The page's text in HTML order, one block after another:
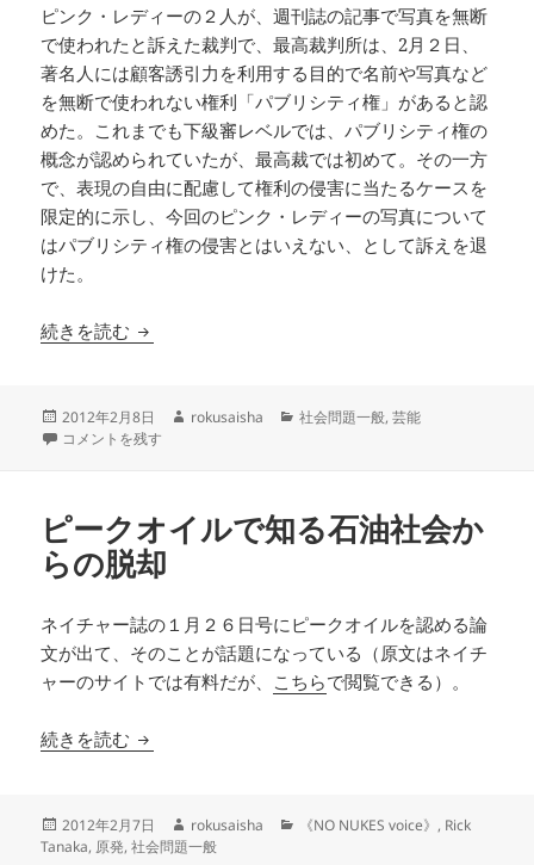
ピンク・レディーの２人が、週刊誌の記事で写真を無断
で使われたと訴えた裁判で、最高裁判所は、2月２日、
著名人には顧客誘引力を利用する目的で名前や写真など
を無断で使われない権利「パブリシティ権」があると認
めた。これまでも下級審レベルでは、パブリシティ権の
概念が認められていたが、最高裁では初めて。その一方
で、表現の自由に配慮して権利の侵害に当たるケースを
限定的に示し、今回のピンク・レディーの写真について
はパブリシティ権の侵害とはいえない、として訴えを退
けた。
続きを読む ピンク・レディーがパブリシティ権で敗訴
投
稿
2012年2月8日
作
rokusaisha
カ
社会問題一般,芸能
ピンク・レディーがパブリシティ権で敗訴 に
コメントを残す
ピークオイルで知る石油社会か
らの脱却
ネイチャー誌の１月２６日号にピークオイルを認める論
文が出て、そのことが話題になっている（原文はネイチ
ャーのサイトでは有料だが、 こちらで閲覧できる）。
続きを読む ピークオイルで知る石油社会からの脱却
投
稿
2012年2月7日
作
成
rokusaisha
カ《NO NUKES voice》 , Rick
Tanaka, 原発,社会問題一般